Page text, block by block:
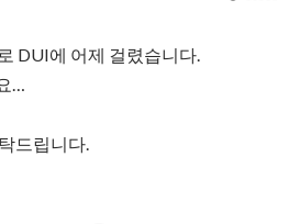
DUI에 어제 걸렸습니다.
…
드립니다.